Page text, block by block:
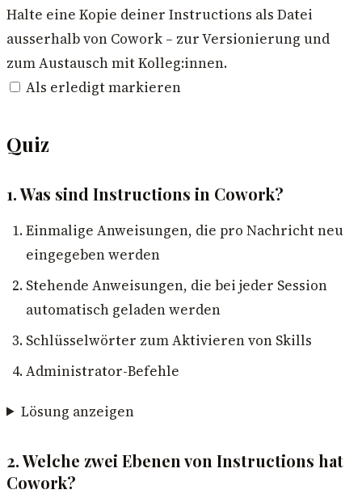
Halte eine Kopie deiner Instructions als Datei
ausserhalb von Cowork – zur Versionierung und
zum Austausch mit Kolleg:innen.
Als erledigt markieren
Quiz
1. Was sind Instructions in Cowork?
Einmalige Anweisungen, die pro Nachricht neu
eingegeben werden
Stehende Anweisungen, die bei jeder Session
automatisch geladen werden
Schlüsselwörter zum Aktivieren von Skills
Administrator-Befehle
Lösung anzeigen
2. Welche zwei Ebenen von Instructions hat
Cowork?